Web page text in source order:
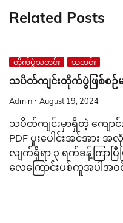
Related Posts
တိုက်ပွဲသတင်း သတင်း
သပိတ်ကျင်းတိုက်ပွဲဖြစ်စဉ်မ
Admin August 19, 2024
သပိတ်ကျင်းမှာရှိတဲ့ ကျောင်
PDF ပူးပေါင်းအင်အား
လျက်ရှိရာ ၃ ရက်ခန့်ကြာပ
လေကြောင်းပစ်ကူအပါအဝ